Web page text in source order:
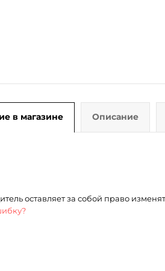
в магазине Описание
оставляет за собой право